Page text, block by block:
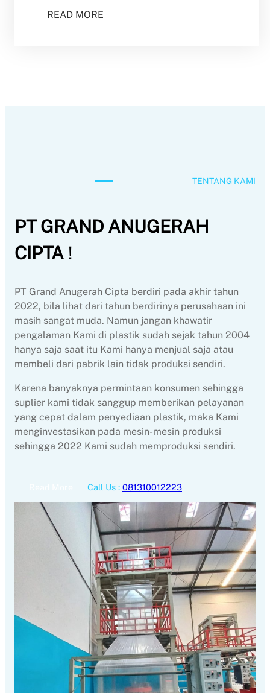
READ MORE
TENTANG KAMI
PT GRAND ANUGERAH
CIPTA !
PT Grand Anugerah Cipta berdiri pada akhir tahun
2022, bila lihat dari tahun berdirinya perusahaan ini
masih sangat muda. Namun jangan khawatir
pengalaman Kami di plastik sudah sejak tahun 2004
hanya saja saat itu Kami hanya menjual saja atau
membeli dari pabrik lain tidak produksi sendiri.
Karena banyaknya permintaan konsumen sehingga
suplier kami tidak sanggup memberikan pelayanan
yang cepat dalam penyediaan plastik, maka Kami
menginvestasikan pada mesin-mesin produksi
sehingga 2022 Kami sudah memproduksi sendiri.
Call Us : 081310012223